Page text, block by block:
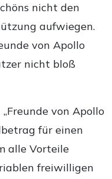
nicht den
aufwiegen.
von Apollo
nicht bloß
von Apollo
für einen
alle Vorteile
freiwilligen